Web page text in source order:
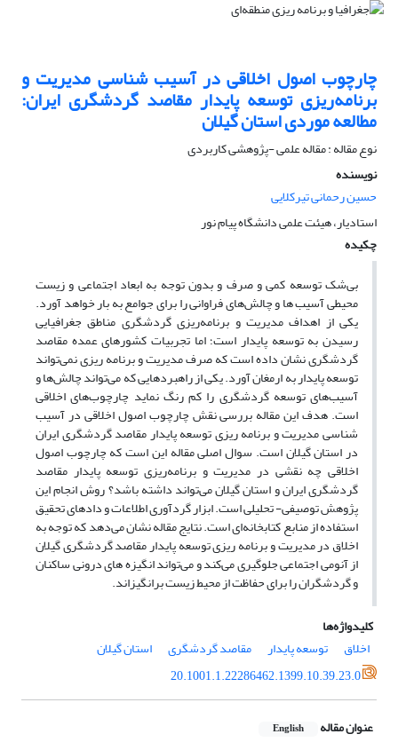
چارچوب اصول اخلاقی در آسیب شناسی مدیریت و
برنامه‌ریزی توسعه پایدار مقاصد گردشگری ایران:
مطالعه موردی استان گیلان
نوع مقاله : مقاله علمی -پژوهشی کاربردی
نویسنده
حسین رحمانی تیرکلایی
استادیار، هیئت علمی دانشگاه پیام نور
چکیده
بی‌شک توسعه کمی و صرف و بدون توجه به ابعاد اجتماعی و زیست
محیطی آسیب ها و چالش‌های فراوانی را برای جوامع به بار خواهد آورد.
یکی از اهداف مدیریت و برنامه‌ریزی گردشگری مناطق جغرافیایی
رسیدن به توسعه پایدار است؛ اما تجربیات کشورهای عمده مقاصد
گردشگری نشان داده است که صرف مدیریت و برنامه ریزی نمی‌تواند
توسعه پایدار به ارمغان آورد. یکی از راهبردهایی که می‌تواند چالش‌ها و
آسیب‌های توسعه گردشگری را کم رنگ نماید چارچوب‌های اخلاقی
است. هدف این مقاله بررسی نقش چارچوب اصول اخلاقی در آسیب
شناسی مدیریت و برنامه ریزی توسعه پایدار مقاصد گردشگری ایران
در استان گیلان است. سوال اصلی مقاله این است که چارچوب اصول
اخلاقی چه نقشی در مدیریت و برنامه‌ریزی توسعه پایدار مقاصد
گردشگری ایران و استان گیلان می‌تواند داشته باشد؟ روش انجام این
پژوهش توصیفی- تحلیلی است. ابزار گردآوری اطلاعات و داد‌های تحقیق
استفاده از منابع کتابخانه‌ای است. نتایج مقاله نشان می‌دهد که توجه به
اخلاق در مدیریت و برنامه ریزی توسعه پایدار مقاصد گردشگری گیلان
از آنومی اجتماعی جلوگیری می‌کند و می‌تواند انگیزه های درونی ساکنان
و گردشگران را برای حفاظت از محیط زیست برانگیزاند.
کلیدواژه‌ها
اخلاق
توسعه پایدار مقاصد گردشگری
استان گیلان
20.1001.1.22286462.1399.10.39.23.0
عنوان مقاله English